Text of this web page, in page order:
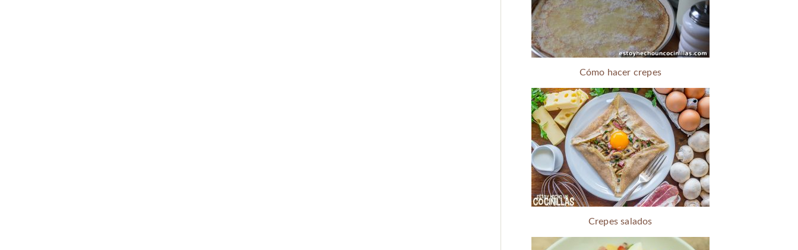
Cómo hacer crepes
Crepes salados